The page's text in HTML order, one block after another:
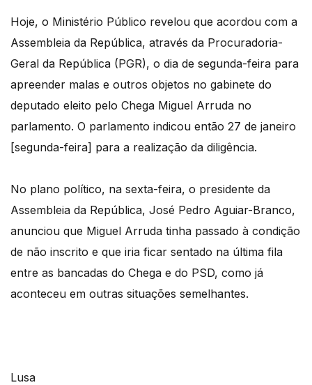
Hoje, o Ministério Público revelou que acordou com a
Assembleia da República, através da Procuradoria-
Geral da República (PGR), o dia de segunda-feira para
apreender malas e outros objetos no gabinete do
deputado eleito pelo Chega Miguel Arruda no
parlamento. O parlamento indicou então 27 de janeiro
[segunda-feira] para a realização da diligência.
No plano político, na sexta-feira, o presidente da
Assembleia da República, José Pedro Aguiar-Branco,
anunciou que Miguel Arruda tinha passado à condição
de não inscrito e que iria ficar sentado na última fila
entre as bancadas do Chega e do PSD, como já
aconteceu em outras situações semelhantes.
Lusa